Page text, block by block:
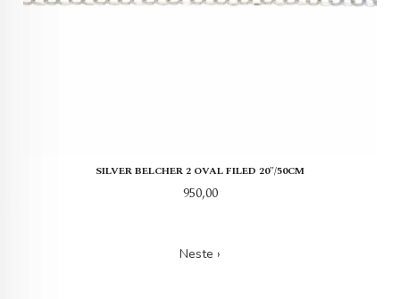
SILVER BELCHER 2 OVAL FILED 20"/50CM
Pris
950,00
Neste ›